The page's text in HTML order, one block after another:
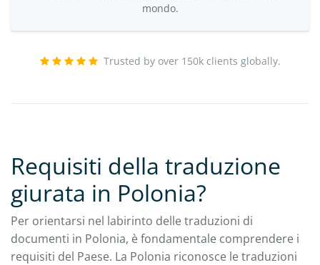
mondo.
Trusted by over 150k clients globally.
Requisiti della traduzione
giurata in Polonia?
Per orientarsi nel labirinto delle traduzioni di
documenti in Polonia, è fondamentale comprendere i
requisiti del Paese. La Polonia riconosce le traduzioni